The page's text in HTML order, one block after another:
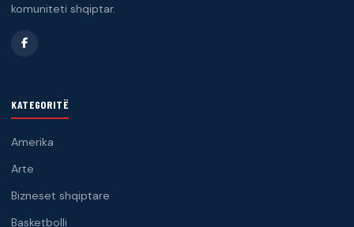
komuniteti shqiptar.
KATEGORITË
Amerika
Arte
Bizneset shqiptare
Basketbolli